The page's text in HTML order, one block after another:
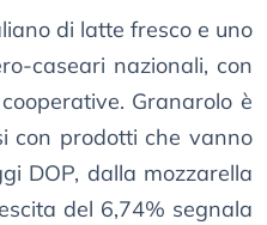
di latte fresco e uno
caseari nazionali, con
Granarolo è
con prodotti che vanno
DOP, dalla mozzarella
del 6,74% segnala